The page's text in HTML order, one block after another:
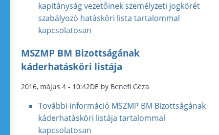
kapitányság vezetőinek személyzeti jogkörét
szabályozó hatásköri lista tartalommal
kapcsolatosan
MSZMP BM Bizottságának
káderhatásköri listája
2016, május 4 - 10:42DE by Benefi Géza
További információ MSZMP BM Bizottságának
káderhatásköri listája tartalommal
kapcsolatosan